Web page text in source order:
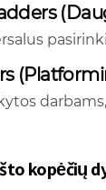
kopėčių